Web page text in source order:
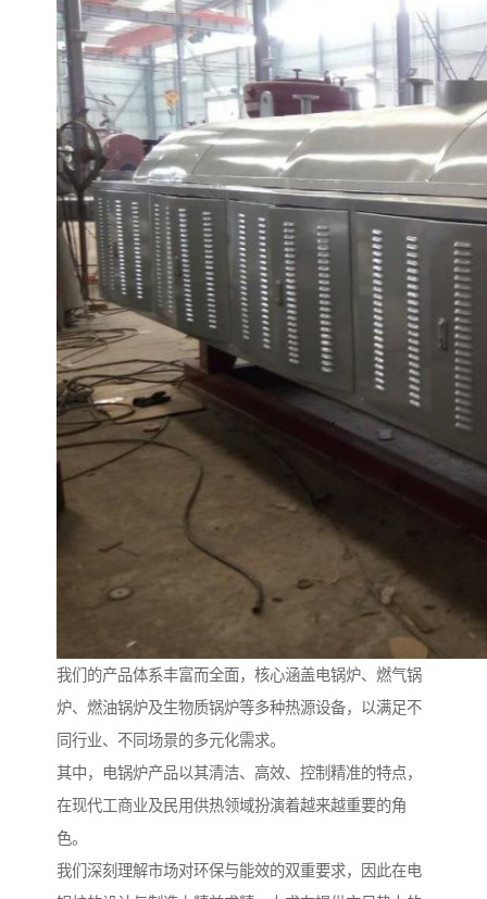
我们的产品体系丰富而全面，核心涵盖电锅炉、燃气锅
炉、燃油锅炉及生物质锅炉等多种热源设备，以满足不
同行业、不同场景的多元化需求。
其中，电锅炉产品以其清洁、高效、控制精准的特点，
在现代工商业及民用供热领域扮演着越来越重要的角
色。
我们深刻理解市场对环保与能效的双重要求，因此在电